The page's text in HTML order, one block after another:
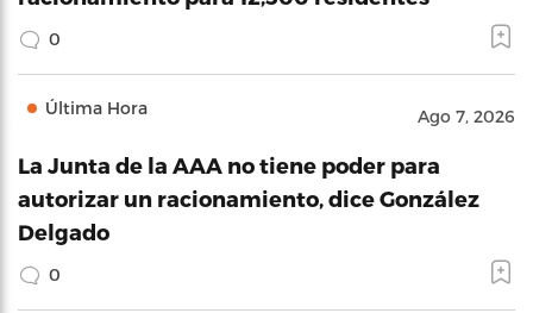
0
Última Hora Ago 7, 2026
La Junta de la AAA no tiene poder para
autorizar un racionamiento, dice González
Delgado
0